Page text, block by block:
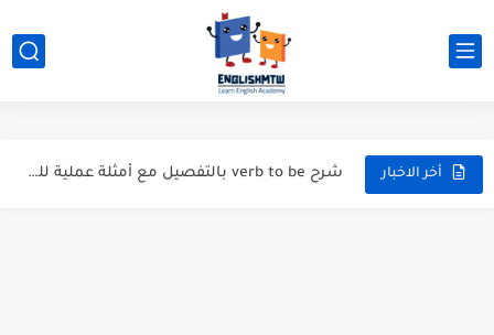
أخر الاخبار شرح verb to be بالتفصيل مع أمثلة عملية للمبتدئين